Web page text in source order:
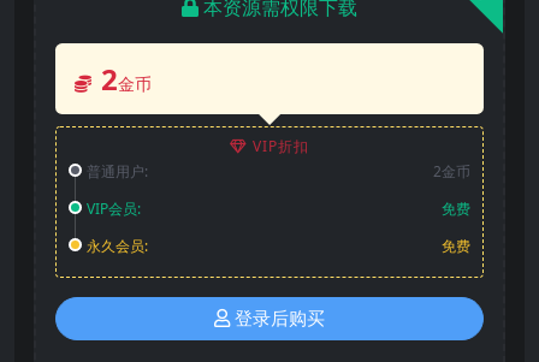
本资源需权限下载
2金币
VIP折扣
普通用户:
2金币
VIP会员:
免费
永久会员:
免费
登录后购买